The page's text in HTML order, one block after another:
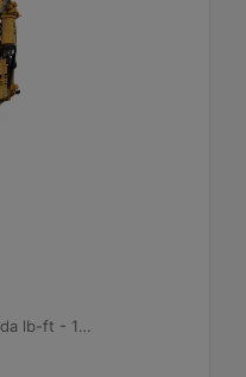
1335 1.400 dev/dk.da lb-ft - 1810 1.400 dev/dk.da Nm